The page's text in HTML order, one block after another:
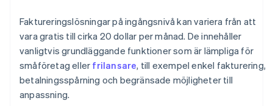
Faktureringslösningar på ingångsnivå kan variera från att
vara gratis till cirka 20 dollar per månad. De innehåller
vanligtvis grundläggande funktioner som är lämpliga för
småföretag eller frilansare, till exempel enkel fakturering,
betalningsspårning och begränsade möjligheter till
anpassning.